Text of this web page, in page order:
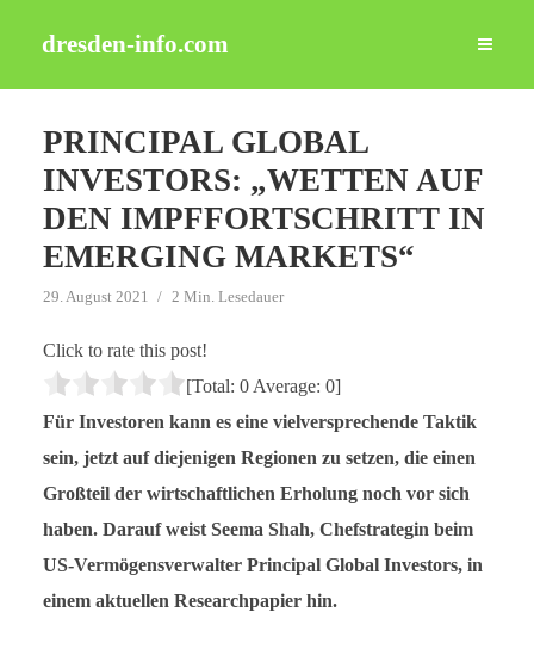
dresden-info.com
PRINCIPAL GLOBAL
INVESTORS: „WETTEN AUF
DEN IMPFFORTSCHRITT IN
EMERGING MARKETS“
29. August 2021 2 Min. Lesedauer
Click to rate this post!
[Total: 0Average: 0]
Für Investoren kann es eine vielversprechende Taktik
sein, jetzt auf diejenigen Regionen zu setzen, die einen
Großteil der wirtschaftlichen Erholung noch vor sich
haben. Darauf weist Seema Shah, Chefstrategin beim
US-Vermögensverwalter Principal Global Investors, in
einem aktuellen Researchpapier hin.